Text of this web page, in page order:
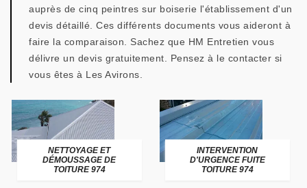
auprès de cinq peintres sur boiserie l'établissement d'un
devis détaillé. Ces différents documents vous aideront à
faire la comparaison. Sachez que HM Entretien vous
délivre un devis gratuitement. Pensez à le contacter si
vous êtes à Les Avirons.
NETTOYAGE ET
DÉMOUSSAGE DE
TOITURE 974
INTERVENTION
D'URGENCE FUITE
TOITURE 974